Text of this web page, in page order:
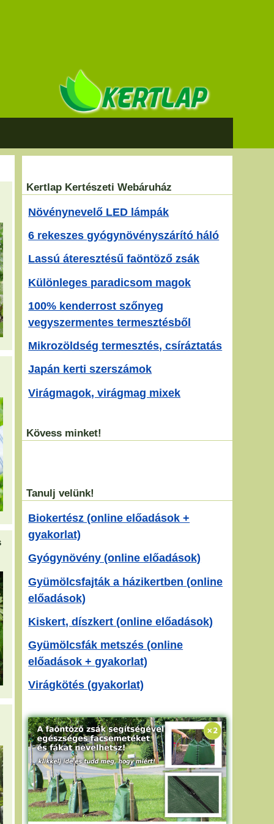
Kertlap Kertészeti Webáruház
Növénynevelő LED lámpák
6 rekeszes gyógynövényszárító háló
Lassú áteresztésű faöntöző zsák
Különleges paradicsom magok
100% kenderrost szőnyeg
vegyszermentes termesztésből
Mikrozöldség termesztés, csíráztatás
Japán kerti szerszámok
Virágmagok, virágmag mixek
Kövess minket!
Tanulj velünk!
Biokertész (online előadások +
gyakorlat)
Gyógynövény (online előadások)
Gyümölcsfajták a házikertben (online
előadások)
Kiskert, díszkert (online előadások)
Gyümölcsfák metszés (online
előadások + gyakorlat)
Virágkötés (gyakorlat)